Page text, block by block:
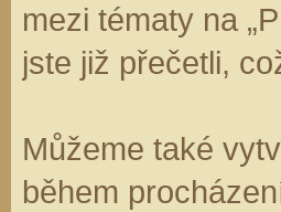
mezi tématy na
jste již přečetli,
Můžeme také
během